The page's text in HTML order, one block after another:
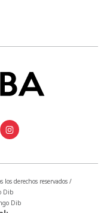
derechos reservados /
Dib
Dib